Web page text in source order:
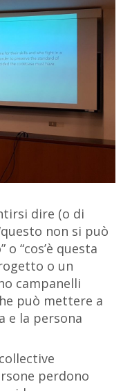
dire (o di
non si può
“cos’è questa
o un
campanelli
può mettere a
e la persona
perdono